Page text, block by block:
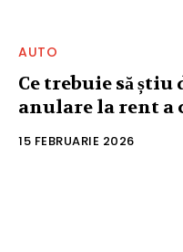
AUTO
Ce trebuie să
anulare la rent a
15 FEBRUARIE 2026